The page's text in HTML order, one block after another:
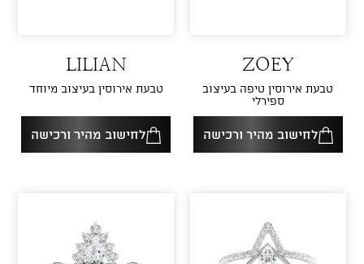
ZOEY
טבעת אירוסין טיפה בעיצוב
ספירלי
לחישוב מהיר ורכישה
LILIAN
טבעת אירוסין בעיצוב מיוחד
לחישוב מהיר ורכישה